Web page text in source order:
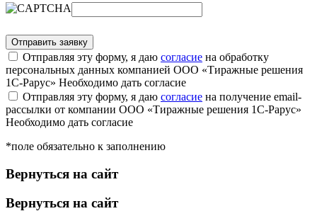
Отправляя эту форму, я даю согласие на обработку
персональных данных компанией ООО «Тиражные решения
1С-Рарус» Необходимо дать согласие
Отправляя эту форму, я даю согласие на получение email-
рассылки от компании ООО «Тиражные решения 1С-Рарус»
Необходимо дать согласие
*поле обязательно к заполнению
Вернуться на сайт
Вернуться на сайт